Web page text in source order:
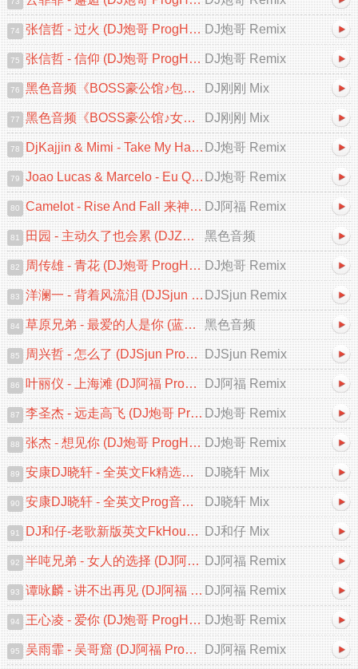
74 张信哲 - 过火 (DJ炮哥 ProgHouse Remix 2025) DJ炮哥 Remix
75 张信哲 - 信仰 (DJ炮哥 ProgHouse Remix 2025) DJ炮哥 Remix
76 黑色音频《BOSS豪公馆♪包房专用♪英文跳舞大碟V2》DJ刚刚 Mix DJ刚刚 Mix
77 黑色音频《BOSS豪公馆♪女人的选择♪中文跳舞大碟V2》DJ刚刚 Mix DJ刚刚 Mix
78 DjKajjin & Mimi - Take My Hand (DJ炮哥 ProgHouse Remix)DJ炮哥 Remix
79 Joao Lucas & Marcelo - Eu Quero Tchu 囧架架 (DJ炮哥 ProgHouse Remix)DJ炮哥 Remix
80 Camelot - Rise And Fall 来神佛 (DJ阿福 ProgHouse Mix) DJ阿福 Remix
81 田园 - 主动久了也会累 (DJZR ProgHouse Remix 2025) 黑色音频
82 周传雄 - 青花 (DJ炮哥 ProgHouse Remix 2025) DJ炮哥 Remix
83 洋澜一 - 背着风流泪 (DJSjun ProgHouse Remix 2025)DJSjun Remix
84 草原兄弟 - 最爱的人是你 (蓝溪DJ浩仔 ProgHouse Rmx 2025) 黑色音频
85 周兴哲 - 怎么了 (DJSjun ProgHouse Remix 2025) DJSjun Remix
86 叶丽仪 - 上海滩 (DJ阿福 ProgHouse Remix 2025)粤语 DJ阿福 Remix
87 李圣杰 - 远走高飞 (DJ炮哥 ProgHouse Remix 2025)DJ炮哥 Remix
88 张杰 - 想见你 (DJ炮哥 ProgHouse Remix 2025) DJ炮哥 Remix
89 安康DJ晓轩 - 全英文Fk精选葡萄仔最新勐拉之夜迷幻上太空串烧 DJ晓轩 Mix
90 安康DJ晓轩 - 全英文Prog音乐高档次无心睡眠鼓包房必备轻飘太空幻境之旅专辑 DJ晓轩 Mix
91 DJ和仔-老歌新版英文FkHouse太空节奏串烧 DJ和仔 Mix
92 半吨兄弟 - 女人的选择 (DJ阿福 ProgHouse Remix) DJ阿福 Remix
93 谭咏麟 - 讲不出再见 (DJ阿福 ProgHouse Remix 2025)粤语DJ阿福 Remix
94 王心凌 - 爱你 (DJ炮哥 ProgHouse Remix 2025)V2 DJ炮哥 Remix
95 吴雨霏 - 吴哥窟 (DJ阿福 ProgHouse Remix)粤语 DJ阿福 Remix